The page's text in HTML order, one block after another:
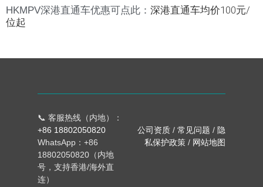
HKMPV深港直通车优惠可点此： 深港直通车均价100元/
位起
📞 客服热线（内地）：
+86 18802050820
WhatsApp：+86
18802050820（内地
号，支持香港/海外直
连）
公司资质 / 常见问题 / 隐
私保护政策 / 网站地图